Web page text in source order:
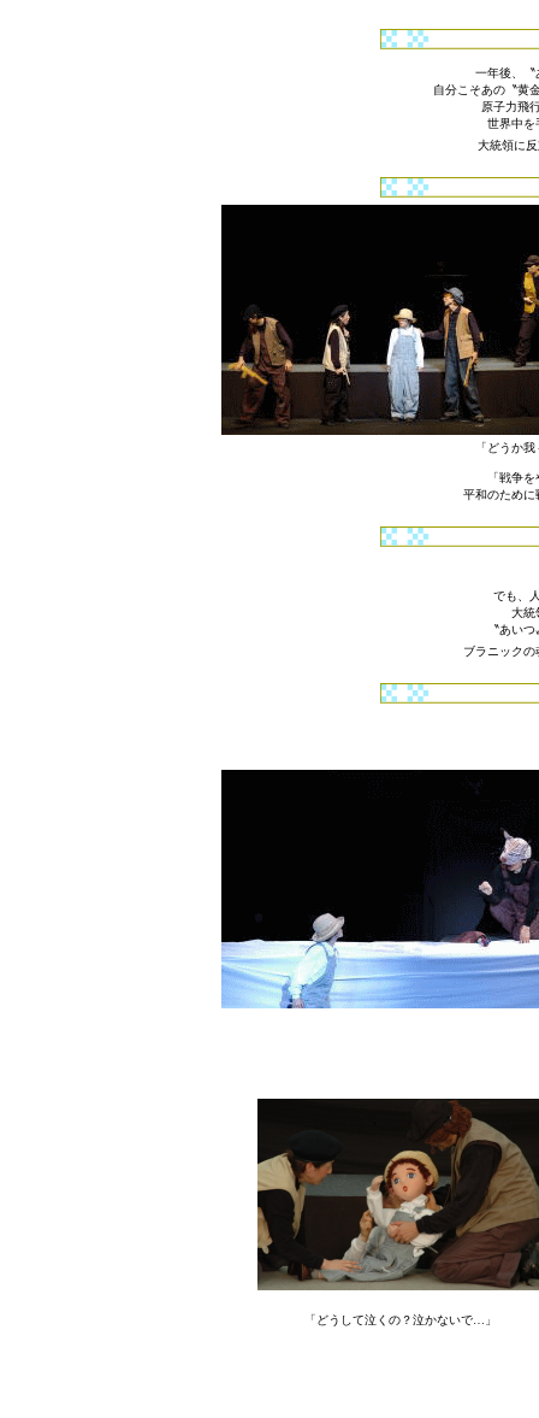
一年後、〝
自分こそあの〝黄
原子力飛
世界中を
大統領に
「どうか
「戦争
平和のため
でも、
大統
〝あい
ブラニック
「どうして泣くの？泣かないで…」